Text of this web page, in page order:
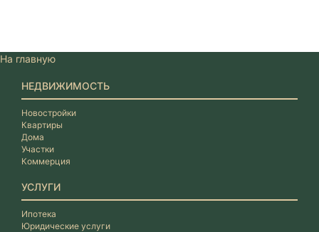
На главную
НЕДВИЖИМОСТЬ
Новостройки
Квартиры
Дома
Участки
Коммерция
УСЛУГИ
Ипотека
Юридические услуги